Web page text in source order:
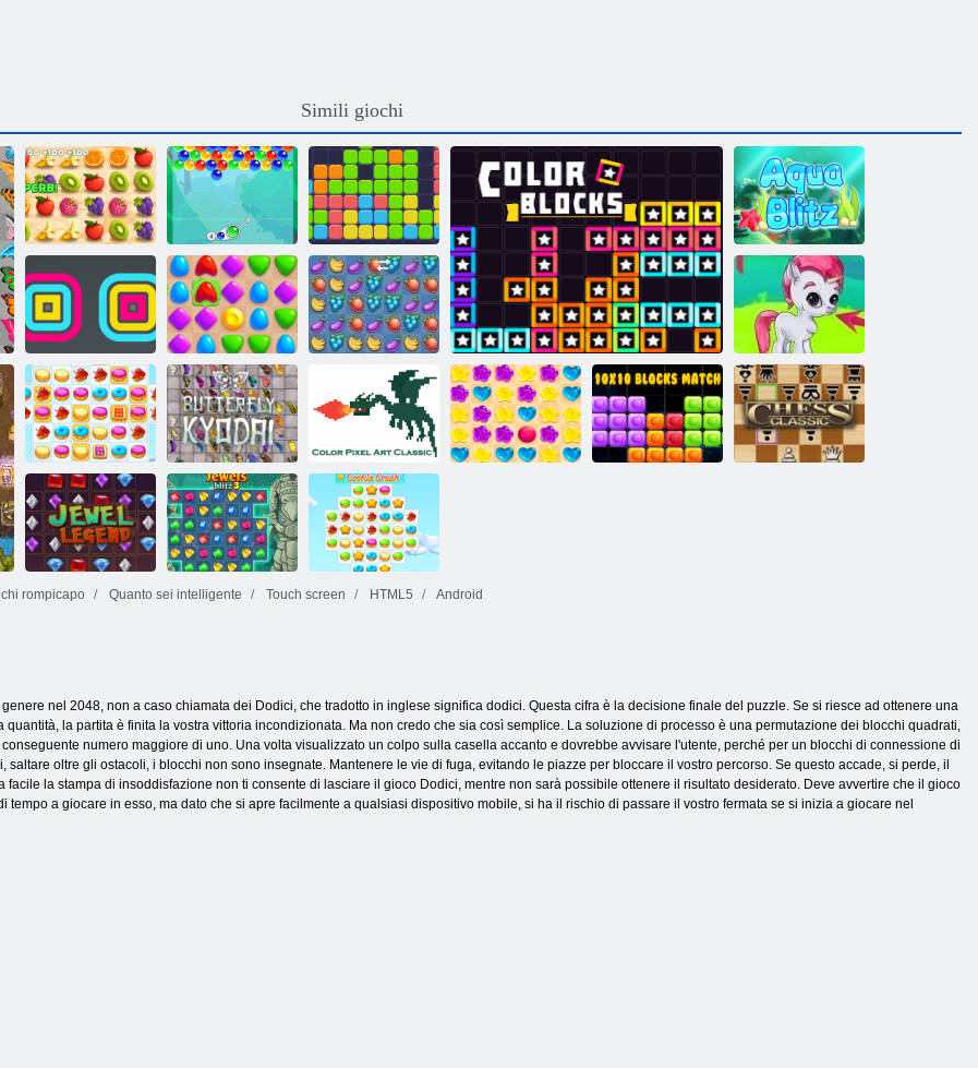
Simili giochi
Dash Juicy Charms Bubble Undici undici Acqua Blitz
Stacker quadrato
Arena di
abbinamento
Fruita Crush Giochi Bubble
Cookie Crush 2
Mahjong:
Butterfly Kyodai
HD
Color Pixel Art
Classic - Pixel
Paint by
Numbers
rompicapo Quanto sei intelligente Touch screen HTML5 Android
nel 2048, non a caso chiamata dei Dodici, che tradotto in inglese significa dodici. Questa cifra è la decisione finale del puzzle. Se si riesce ad ottenere una
quantità, la partita è finita la vostra vittoria incondizionata. Ma non credo che sia così semplice. La soluzione di processo è una permutazione dei blocchi quadrati,
numero maggiore di uno. Una volta visualizzato un colpo sulla casella accanto e dovrebbe avvisare l'utente, perché per un blocchi di connessione di
saltare oltre gli ostacoli, i blocchi non sono insegnate. Mantenere le vie di fuga, evitando le piazze per bloccare il vostro percorso. Se questo accade, si perde, il
facile la stampa di insoddisfazione non ti consente di lasciare il gioco Dodici, mentre non sarà possibile ottenere il risultato desiderato. Deve avvertire che il gioco
tempo a giocare in esso, ma dato che si apre facilmente a qualsiasi dispositivo mobile, si ha il rischio di passare il vostro fermata se si inizia a giocare nel